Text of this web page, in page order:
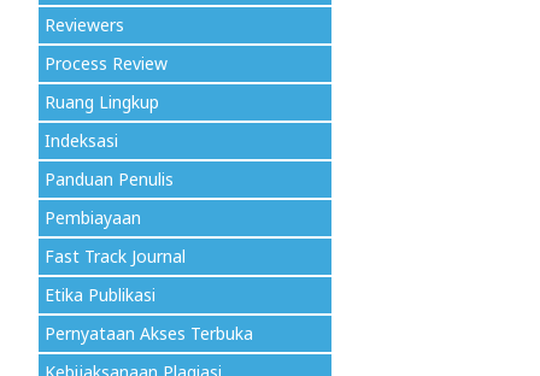
Reviewers
Process Review
Ruang Lingkup
Indeksasi
Panduan Penulis
Pembiayaan
Fast Track Journal
Etika Publikasi
Pernyataan Akses Terbuka